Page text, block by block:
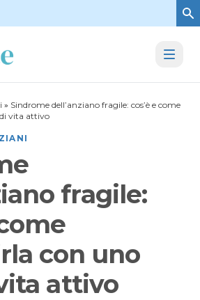
» Sindrome dell’anziano fragile: cos’è e come
vita attivo
fragile:
con uno
attivo